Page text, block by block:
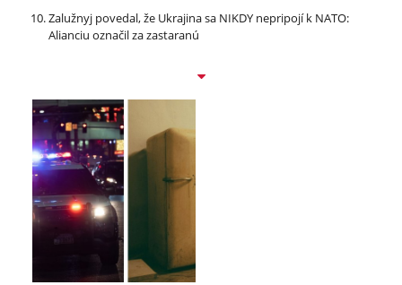
Zalužnyj povedal, že Ukrajina sa NIKDY nepripojí k NATO:
Alianciu označil za zastaranú